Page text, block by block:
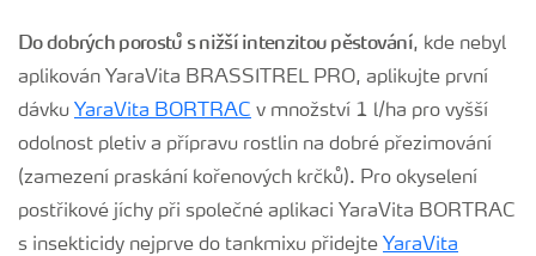
Do dobrých porostů s nižší intenzitou pěstování, kde nebyl
aplikován YaraVita BRASSITREL PRO, aplikujte první
dávku YaraVita BORTRAC v množství 1 l/ha pro vyšší
odolnost pletiv a přípravu rostlin na dobré přezimování
(zamezení praskání kořenových krčků). Pro okyselení
postřikové jíchy při společné aplikaci YaraVita BORTRAC
s insekticidy nejprve do tankmixu přidejte YaraVita